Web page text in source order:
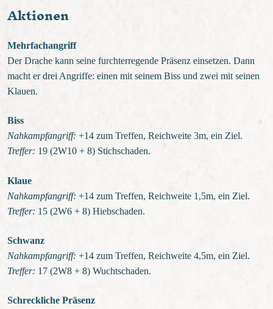
Aktionen
Mehrfachangriff
Der Drache kann seine furchterregende Präsenz einsetzen. Dann
macht er drei Angriffe: einen mit seinem Biss und zwei mit seinen
Klauen.
Biss
Nahkampfangriff: +14 zum Treffen, Reichweite 3m, ein Ziel.
Treffer: 19 (2W10 + 8) Stichschaden.
Klaue
Nahkampfangriff: +14 zum Treffen, Reichweite 1,5m, ein Ziel.
Treffer: 15 (2W6 + 8) Hiebschaden.
Schwanz
Nahkampfangriff: +14 zum Treffen, Reichweite 4,5m, ein Ziel.
Treffer: 17 (2W8 + 8) Wuchtschaden.
Schreckliche Präsenz